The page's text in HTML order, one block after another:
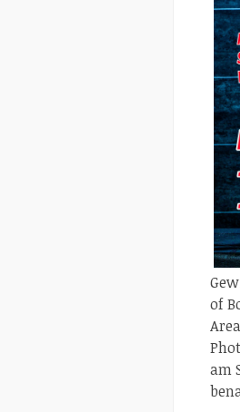
of
am